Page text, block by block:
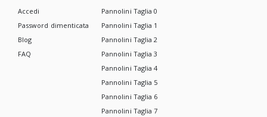
Accedi
Password dimenticata
Blog
FAQ
Pannolini Taglia 0
Pannolini Taglia 1
Pannolini Taglia 2
Pannolini Taglia 3
Pannolini Taglia 4
Pannolini Taglia 5
Pannolini Taglia 6
Pannolini Taglia 7